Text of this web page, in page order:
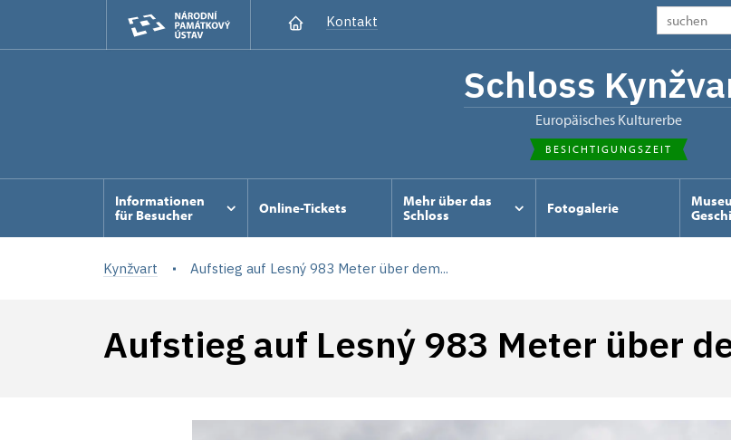
Kontakt
Schloss
Europäisches Kulturerbe
BESICHTIGUNGSZEIT
Informationen
für Besucher
Online-Tickets
Mehr über das
Schloss
Fotogalerie
Kynžvart Aufstieg auf Lesný 983 Meter über dem...
Aufstieg auf Lesný 983 Meter über